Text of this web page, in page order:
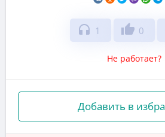
headphones 1 thumb_up 0
Не работает?
Добавить в